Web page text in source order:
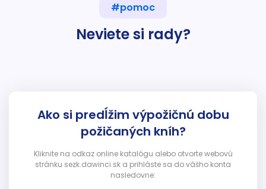
#pomoc
Neviete si rady?
Ako si predĺžim výpožičnú dobu
požičaných kníh?
Kliknite na odkaz online katalógu alebo otvorte webovú
stránku sezk.dawinci.sk a prihláste sa do vášho konta
nasledovne: